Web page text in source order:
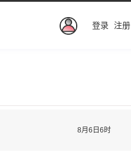
登录 注册
8月6日6时